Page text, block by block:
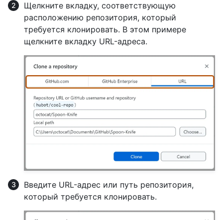
Щелкните вкладку, соответствующую
расположению репозитория, который
требуется клонировать. В этом примере
щелкните вкладку URL-адреса.
Введите URL-адрес или путь репозитория,
который требуется клонировать.